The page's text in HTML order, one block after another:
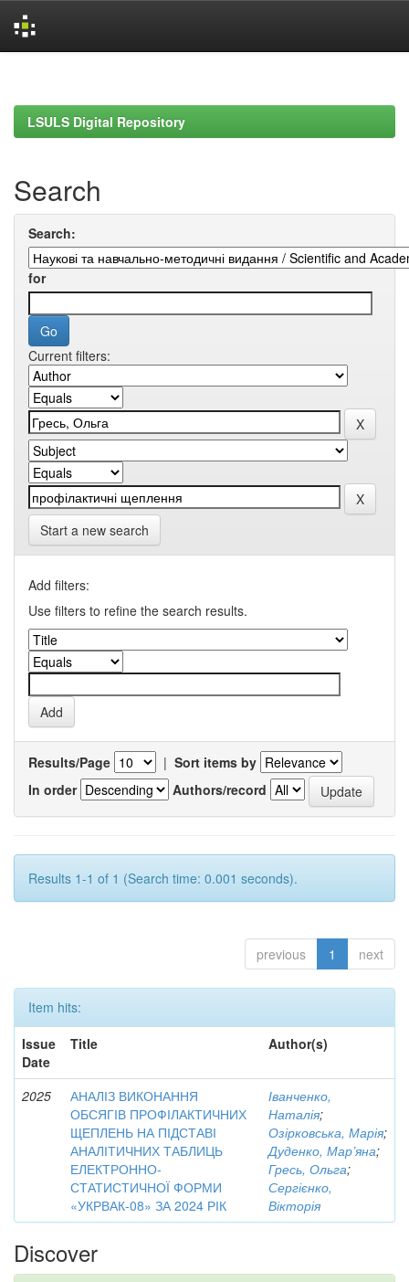
LSULS Digital Repository
Search
Search:
for
Current filters:
Start a new search
Add filters:
Use filters to refine the search results.
Results/Page | Sort items by
In order
Authors/record
Results 1-1 of 1 (Search time: 0.001 seconds).
previous 1 next
Item hits:
Issue
Date
Title Author(s)
2025
АНАЛІЗ ВИКОНАННЯ
ОБСЯГІВ ПРОФІЛАКТИЧНИХ
ЩЕПЛЕНЬ НА ПІДСТАВІ
АНАЛІТИЧНИХ ТАБЛИЦЬ
ЕЛЕКТРОННО-
СТАТИСТИЧНОЇ ФОРМИ
«УКРВАК-08» ЗА 2024 РІК
Іванченко,
Наталія;
Озірковська, Марія;
Дуденко, Мар’яна;
Гресь, Ольга;
Сергієнко,
Вікторія
Discover